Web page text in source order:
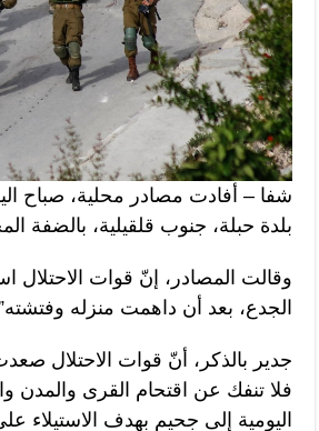
شفا – أفادت مصادر محلية، صباح
بلدة حبلة، جنوب قلقيلية، بالضفة
وقالت المصادر، إنّ قوات
الجدع، بعد أن داهمت منزله
جدير بالذكر، أنّ قوات الاحتلال
فلا تنفك عن اقتحام القرى والمدن
اليومية إلى جحيم بهدف الاستيلاء